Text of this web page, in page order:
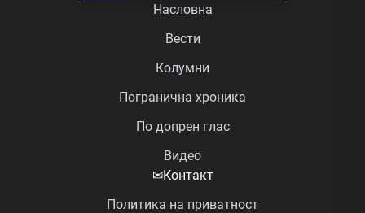
Насловна
Вести
Колумни
Погранична хроника
По допрен глас
Видео
✉Контакт
Политика на приватност